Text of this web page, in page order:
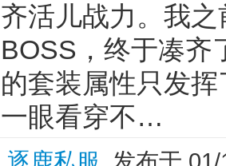
齐活儿战力。我
BOSS，终于凑齐
的套装属性只发
一眼看穿不…